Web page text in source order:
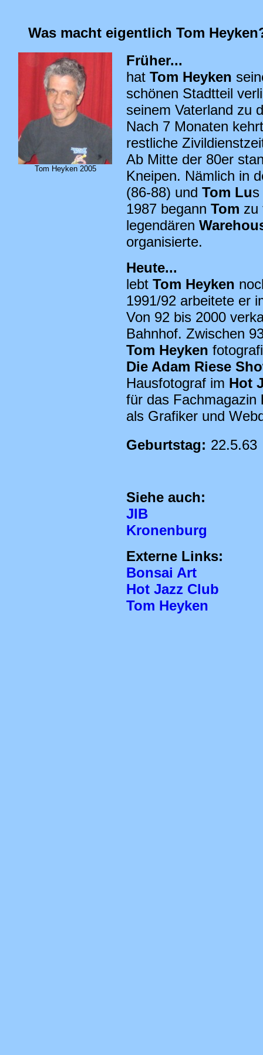
Was macht eigentlich Tom
Tom Heyken 2005
Früher...
hat Tom Heyken
schönen Stadtteil
seinem Vaterland zu
Nach 7 Monaten
restliche
Ab Mitte der 80er
Kneipen. Nämlich in
(86-88) und Tom Lus
1987 begann Tom zu
legendären
organisierte.
Heute...
lebt Tom Heyken
1991/92 arbeitete er
Von 92 bis 2000
Bahnhof. Zwischen
Tom Heyken
Die Adam Riese
Hausfotograf im Hot
für das Fachmagazin
als Grafiker und
Geburtstag: 22.5.63
Siehe auch:
JIB
Kronenburg
Externe Links:
Bonsai Art
Hot Jazz Club
Tom Heyken